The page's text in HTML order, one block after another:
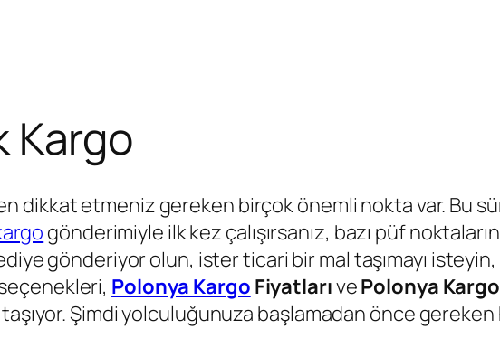
Kargo
dikkat etmeniz gereken birçok önemli nokta var. Bu
gönderimiyle ilk kez çalışırsanız, bazı püf
gönderiyor olun, ister ticari bir mal taşımayı
Polonya Kargo FiyatlarıvePolonya
Şimdi yolculuğunuza başlamadan önce